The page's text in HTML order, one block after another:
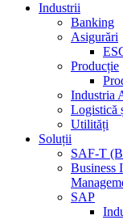
Industrii
Banking
Asigurări
Producție
Industria
Logistică
Utilități
Soluții
SAF-T
Business
SAP